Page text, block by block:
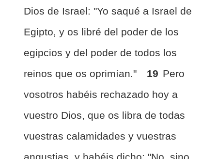
Dios de Israel: "Yo saqué a Israel de
Egipto, y os libré del poder de los
egipcios y del poder de todos los
reinos que os oprimían."
19 Pero
vosotros habéis rechazado hoy a
vuestro Dios, que os libra de todas
vuestras calamidades y vuestras